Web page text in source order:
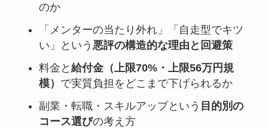
のか
「メンターの当たり外れ」「自走型でキツ
い」という 悪評の構造的な理由と回避策
料金と 給付金（上限70%・上限56万円規
模） で実質負担をどこまで下げられるか
副業・転職・スキルアップという 目的別の
コース選びの考え方